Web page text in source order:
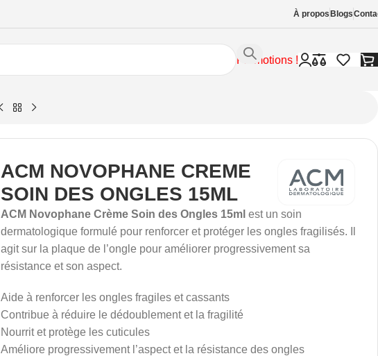
À propos Blogs
Promotions !
ACM NOVOPHANE CREME
SOIN DES ONGLES 15ML
ACM Novophane Crème Soin des Ongles 15ml est un soin
dermatologique formulé pour renforcer et protéger les ongles fragilisés. Il
agit sur la plaque de l’ongle pour améliorer progressivement sa
résistance et son aspect.
Aide à renforcer les ongles fragiles et cassants
Contribue à réduire le dédoublement et la fragilité
Nourrit et protège les cuticules
Améliore progressivement l’aspect et la résistance des ongles